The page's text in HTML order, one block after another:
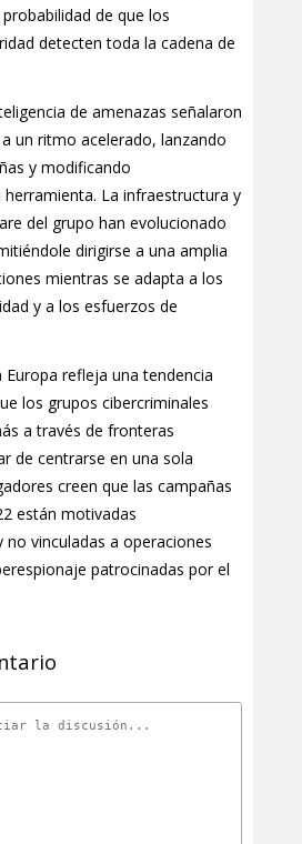
de que los
detecten toda la cadena de
de amenazas señalaron
un ritmo acelerado, lanzando
y modificando
La infraestructura y
del grupo han evolucionado
dirigirse a una amplia
mientras se adapta a los
y a los esfuerzos de
Europa refleja una tendencia
los grupos cibercriminales
a través de fronteras
de centrarse en una sola
creen que las campañas
están motivadas
vinculadas a operaciones
patrocinadas por el